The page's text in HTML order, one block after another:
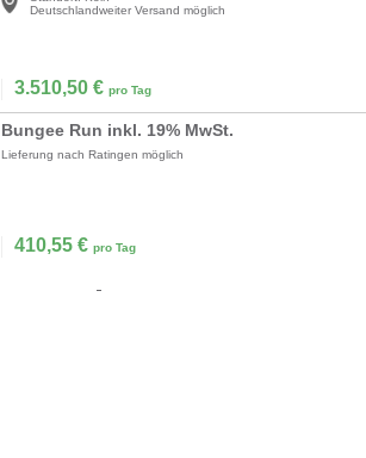
Deutschlandweiter Versand möglich
3.510,50 € pro Tag
Bungee Run inkl. 19% MwSt.
Lieferung nach Ratingen möglich
410,55 € pro Tag